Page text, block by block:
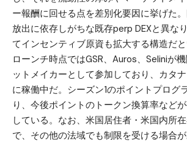
ー報酬に回せる点を差別化要因に挙げた
放出に依存しがちな既存perp DEXと異な
てインセンティブ原資も拡大する構造だと
ローンチ時点ではGSR、Auros、Seliniが
ットメイカーとして参加しており、カタ
に稼働中だ。シーズン1のポイントプログ
り、今後ポイントのトークン換算率など
している。なお、米国居住者・米国内所
で、その他の法域でも制限を受ける場合が